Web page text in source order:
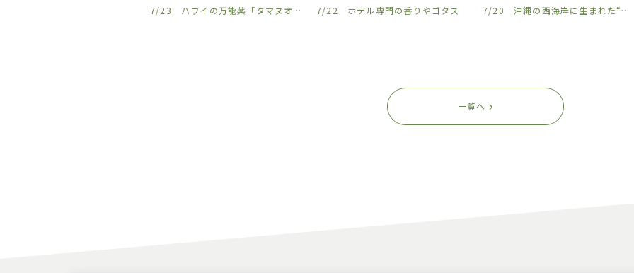
7/23 ハワイの万能薬「タマヌオイル」を沖縄から 𓈒𓏸
7/22 ホテル専門の香りやゴタス 7/20 沖縄の西海岸に生まれた“アート”と“自然”に囲まれて過ごすライフスタイルホテル
一覧へ